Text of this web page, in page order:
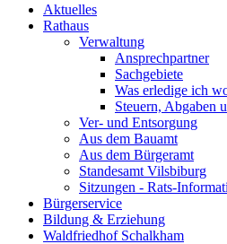
Aktuelles
Rathaus
Verwaltung
Ansprechpartner
Sachgebiete
Was erledige ich
Steuern, Abgaben
Ver- und Entsorgung
Aus dem Bauamt
Aus dem Bürgeramt
Standesamt Vilsbiburg
Sitzungen - Rats-
Bürgerservice
Bildung & Erziehung
Waldfriedhof Schalkham